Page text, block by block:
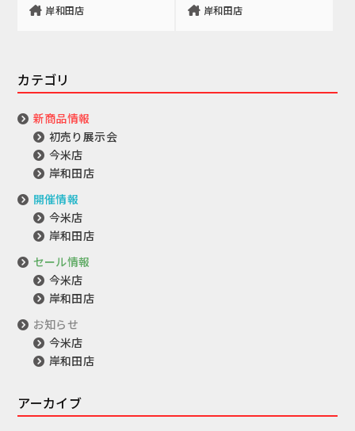
岸和田店 岸和田店
カテゴリ
新商品情報
初売り展示会
今米店
岸和田店
開催情報
今米店
岸和田店
セール情報
今米店
岸和田店
お知らせ
今米店
岸和田店
アーカイブ